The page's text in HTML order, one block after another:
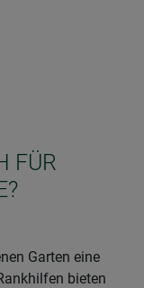
FÜR
Garten eine
bieten